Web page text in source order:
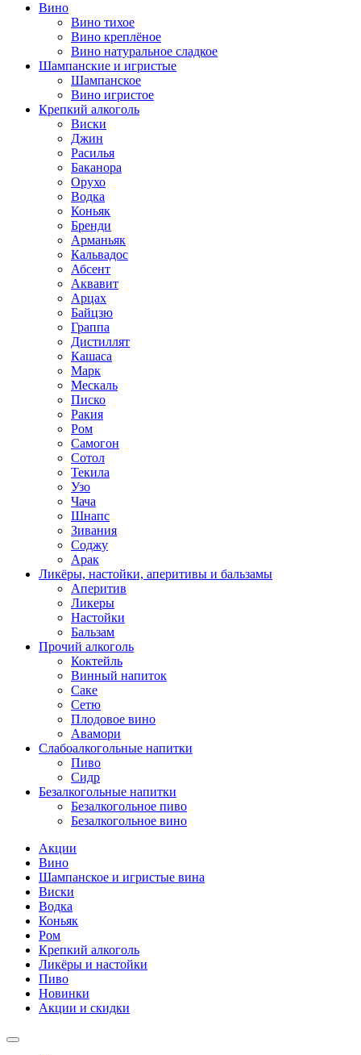
Вино
Вино тихое
Вино креплёное
Вино натуральное сладкое
Шампанские и игристые
Шампанское
Вино игристое
Крепкий алкоголь
Виски
Джин
Расилья
Баканора
Орухо
Водка
Коньяк
Бренди
Арманьяк
Кальвадос
Абсент
Аквавит
Арцах
Байцзю
Граппа
Дистиллят
Кашаса
Марк
Мескаль
Писко
Ракия
Ром
Самогон
Сотол
Текила
Узо
Чача
Шнапс
Зивания
Соджу
Арак
Ликёры, настойки, аперитивы и бальзамы
Аперитив
Ликеры
Настойки
Бальзам
Прочий алкоголь
Коктейль
Винный напиток
Саке
Сетю
Плодовое вино
Авамори
Слабоалкогольные напитки
Пиво
Сидр
Безалкогольные напитки
Безалкогольное пиво
Безалкогольное вино
Акции
Вино
Шампанское и игристые вина
Виски
Водка
Коньяк
Ром
Крепкий алкоголь
Ликёры и настойки
Пиво
Новинки
Акции и скидки